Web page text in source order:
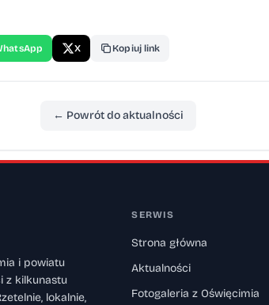
X Kopiuj link
← Powrót do aktualności
i powiatu
z kilkunastu
lokalnie,
SERWIS
Strona główna
Aktualności
Fotogaleria z Oświęcimia